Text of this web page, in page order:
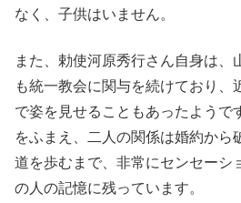
なく、子供はいません。
また、勅使河原秀行さん自身は、
も統一教会に関与を続けており、
で姿を見せることもあったようで
をふまえ、二人の関係は婚約から
道を歩むまで、非常にセンセーシ
の人の記憶に残っています。